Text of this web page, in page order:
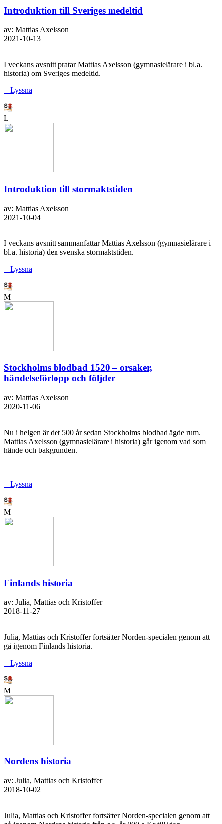
Introduktion till Sveriges medeltid
av: Mattias Axelsson
2021-10-13
I veckans avsnitt pratar Mattias Axelsson (gymnasielärare i bl.a.
historia) om Sveriges medeltid.
+ Lyssna
L
Introduktion till stormaktstiden
av: Mattias Axelsson
2021-10-04
I veckans avsnitt sammanfattar Mattias Axelsson (gymnasielärare i
bl.a. historia) den svenska stormaktstiden.
+ Lyssna
M
Stockholms blodbad 1520 – orsaker,
händelseförlopp och följder
av: Mattias Axelsson
2020-11-06
Nu i helgen är det 500 år sedan Stockholms blodbad ägde rum.
Mattias Axelsson (gymnasielärare i historia) går igenom vad som
hände och bakgrunden.
+ Lyssna
M
Finlands historia
av: Julia, Mattias och Kristoffer
2018-11-27
Julia, Mattias och Kristoffer fortsätter Norden-specialen genom att
gå igenom Finlands historia.
+ Lyssna
M
Nordens historia
av: Julia, Mattias och Kristoffer
2018-10-02
Julia, Mattias och Kristoffer fortsätter Norden-specialen genom att